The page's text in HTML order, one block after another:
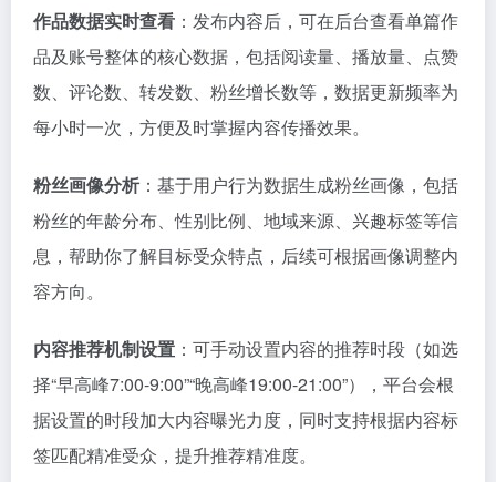
作品数据实时查看 ：发布内容后，可在后台查看单篇作
品及账号整体的核心数据，包括阅读量、播放量、点赞
数、评论数、转发数、粉丝增长数等，数据更新频率为
每小时一次，方便及时掌握内容传播效果。
粉丝画像分析 ：基于用户行为数据生成粉丝画像，包括
粉丝的年龄分布、性别比例、地域来源、兴趣标签等信
息，帮助你了解目标受众特点，后续可根据画像调整内
容方向。
内容推荐机制设置 ：可手动设置内容的推荐时段（如选
择“早高峰7:00-9:00”“晚高峰19:00-21:00”），平台会根
据设置的时段加大内容曝光力度，同时支持根据内容标
签匹配精准受众，提升推荐精准度。